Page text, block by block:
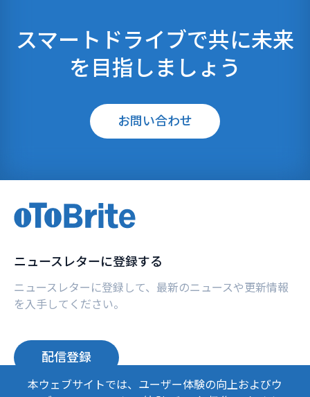
スマートドライブで共に未来
を目指しましょう
お問い合わせ
本ウェブサイトでは、ユーザー体験の向上およびウ
ニュースレターに登録する
ニュースレターに登録して、最新のニュースや更新情報
を入手してください。
配信登録